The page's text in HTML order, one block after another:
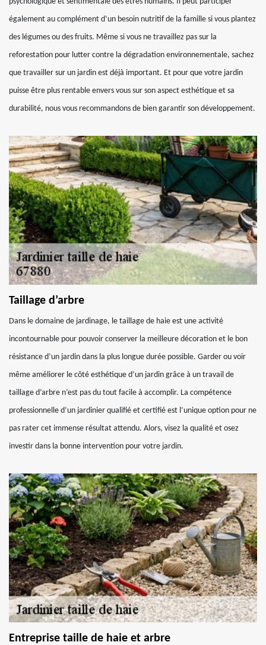
également au complément d’un besoin nutritif de la famille si vous plantez
des légumes ou des fruits. Même si vous ne travaillez pas sur la
reforestation pour lutter contre la dégradation environnementale, sachez
que travailler sur un jardin est déjà important. Et pour que votre jardin
puisse être plus rentable envers vous sur son aspect esthétique et sa
durabilité, nous vous recommandons de bien garantir son développement.
Taillage d’arbre
Dans le domaine de jardinage, le taillage de haie est une activité
incontournable pour pouvoir conserver la meilleure décoration et le bon
résistance d’un jardin dans la plus longue durée possible. Garder ou voir
même améliorer le côté esthétique d’un jardin grâce à un travail de
taillage d’arbre n’est pas du tout facile à accomplir. La compétence
professionnelle d’un jardinier qualifié et certifié est l’unique option pour ne
pas rater cet immense résultat attendu. Alors, visez la qualité et osez
investir dans la bonne intervention pour votre jardin.
Entreprise taille de haie et arbre